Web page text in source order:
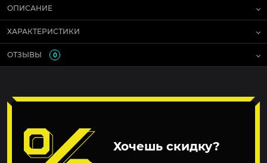
ОПИСАНИЕ
ХАРАКТЕРИСТИКИ
ОТЗЫВЫ 0
Хочешь скидку?